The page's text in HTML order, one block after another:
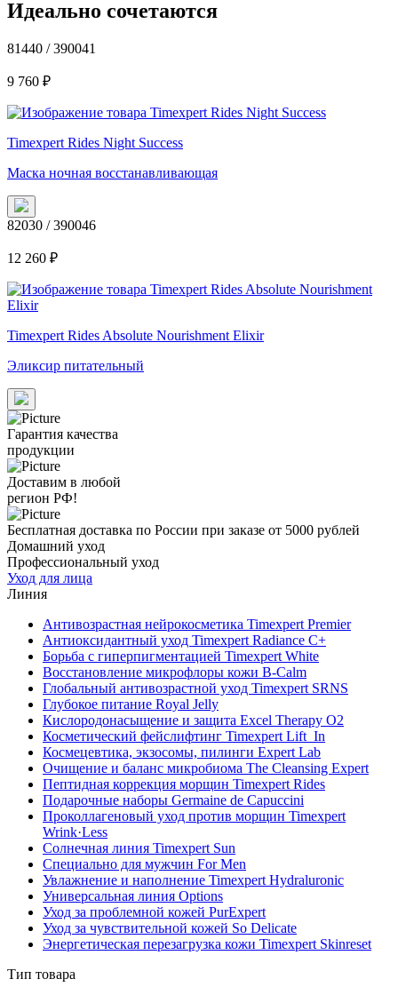
Идеально сочетаются
81440 / 390041
9 760 ₽
Timexpert Rides Night Success
Маска ночная восстанавливающая
82030 / 390046
12 260 ₽
Timexpert Rides Absolute Nourishment Elixir
Эликсир питательный
Гарантия качества
продукции
Доставим в любой
регион РФ!
Бесплатная доставка по России при заказе от 5000 рублей
Домашний уход
Профессиональный уход
Уход для лица
Линия
Антивозрастная нейрокосметика Timexpert Premier
Антиоксидантный уход Timexpert Radiance C+
Борьба с гиперпигментацией Timexpert White
Восстановление микрофлоры кожи B-Calm
Глобальный антивозрастной уход Timexpert SRNS
Глубокое питание Royal Jelly
Кислородонасыщение и защита Excel Therapy O2
Косметический фейслифтинг Timexpert Lift_In
Космецевтика, экзосомы, пилинги Expert Lab
Очищение и баланс микробиома The Cleansing Expert
Пептидная коррекция морщин Timexpert Rides
Подарочные наборы Germaine de Capuccini
Проколлагеновый уход против морщин Timexpert
Wrink·Less
Солнечная линия Timexpert Sun
Специально для мужчин For Men
Увлажнение и наполнение Timexpert Hydraluronic
Универсальная линия Options
Уход за проблемной кожей PurExpert
Уход за чувствительной кожей So Delicate
Энергетическая перезагрузка кожи Timexpert Skinreset
Тип товара